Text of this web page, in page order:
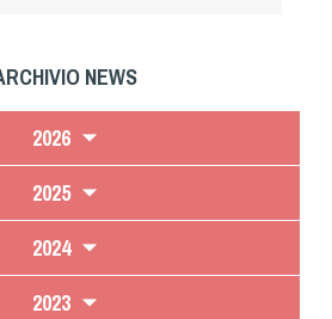
NEWS
2026
2025
2024
2023